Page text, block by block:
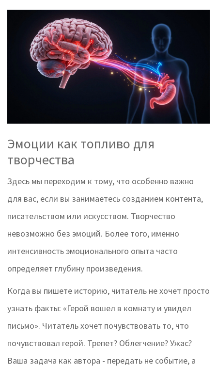
Эмоции как топливо для
творчества
Здесь мы переходим к тому, что особенно важно
для вас, если вы занимаетесь созданием контента,
писательством или искусством. Творчество
невозможно без эмоций. Более того, именно
интенсивность эмоционального опыта часто
определяет глубину произведения.
Когда вы пишете историю, читатель не хочет просто
узнать факты: «Герой вошел в комнату и увидел
письмо». Читатель хочет почувствовать то, что
почувствовал герой. Трепет? Облегчение? Ужас?
Ваша задача как автора - передать не событие, а